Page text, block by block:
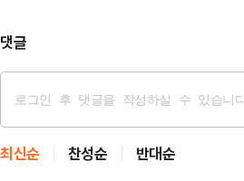
댓글
최신순 찬성순 반대순